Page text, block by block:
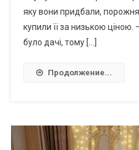
яку вони придбали,
купили її за низькою ціною.
було дачі, тому […]
Продолжение...